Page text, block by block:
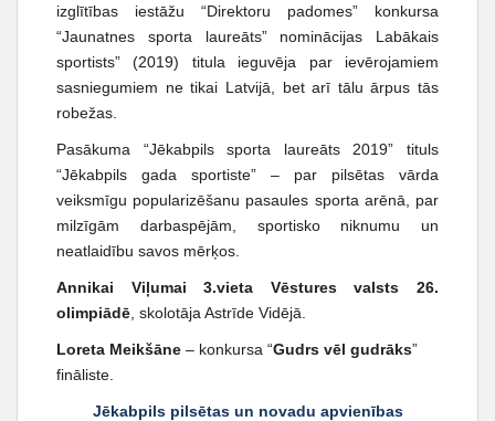
izglītības iestāžu “Direktoru padomes” konkursa
“Jaunatnes sporta laureāts” nominācijas Labākais
sportists” (2019) titula ieguvēja par ievērojamiem
sasniegumiem ne tikai Latvijā, bet arī tālu ārpus tās
robežas.
Pasākuma “Jēkabpils sporta laureāts 2019” tituls
“Jēkabpils gada sportiste” – par pilsētas vārda
veiksmīgu popularizēšanu pasaules sporta arēnā, par
milzīgām darbaspējām, sportisko niknumu un
neatlaidību savos mērķos.
Annikai Viļumai 3.vieta Vēstures valsts 26.
olimpiādē , skolotāja Astrīde Vidējā.
Loreta Meikšāne – konkursa “Gudrs vēl gudrāks”
fināliste.
Jēkabpils pilsētas un novadu apvienības